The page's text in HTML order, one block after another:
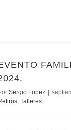
Sergio Lopez
, Talleres